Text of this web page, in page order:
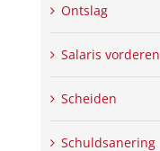
Ontslag
Salaris vorderen
Scheiden
Schuldsanering